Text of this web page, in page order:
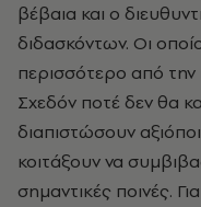
βέβαια και ο
διδασκόντων. Οι
περισσότερο από την
Σχεδόν ποτέ δεν θα
διαπιστώσουν
κοιτάξουν να
σημαντικές ποινές.